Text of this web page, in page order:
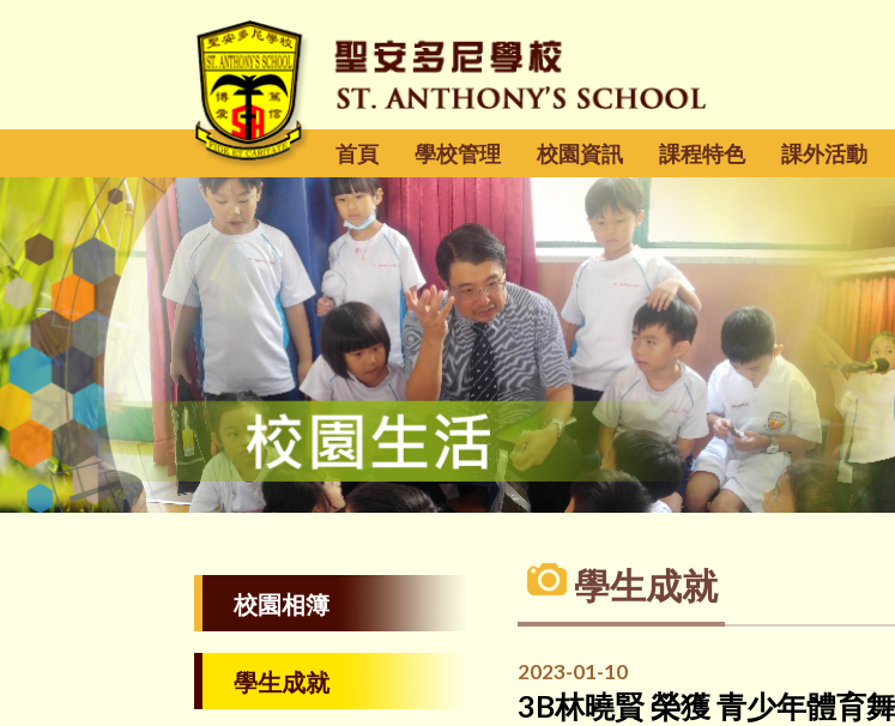
首頁 學校管理 校園資訊 課程特色 課外活動
校園相簿
學生成就
學生成就
2023-01-10
3B林曉賢 榮獲 青少年體育